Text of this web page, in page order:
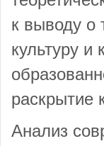
к выводу о
культуру и
раскрытие
Анализ